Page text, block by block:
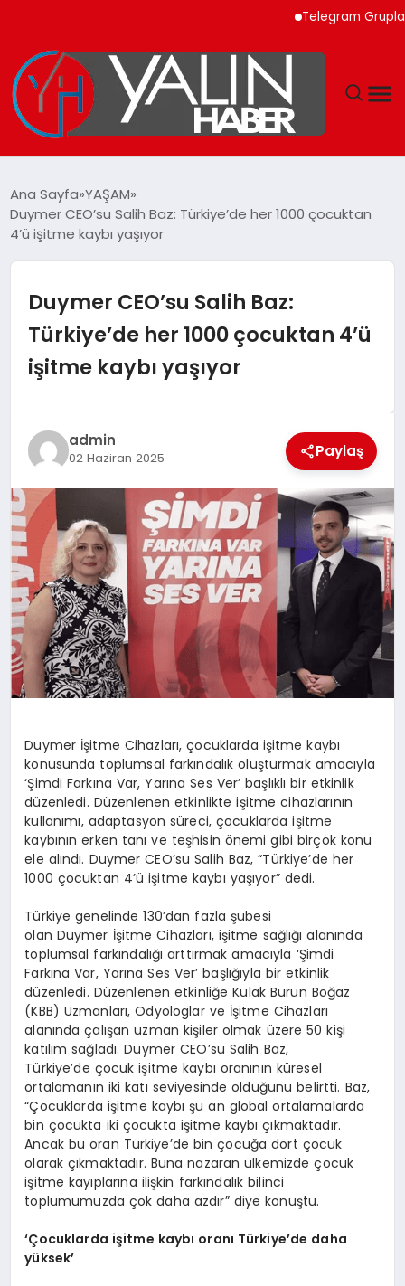
Telegram Grupları ile
SPOR
EKONOMİ
YAŞAM
TEKNOLOJİ
MAGAZİN
SAĞLIK
Ana Sayfa YAŞAM
Duymer CEO’su Salih Baz: Türkiye’de her 1000 çocuktan
4’ü işitme kaybı yaşıyor
Duymer CEO’su Salih Baz:
Türkiye’de her 1000 çocuktan 4’ü
işitme kaybı yaşıyor
admin
02 Haziran 2025 Paylaş
Duymer İşitme Cihazları, çocuklarda işitme kaybı
konusunda toplumsal farkındalık oluşturmak amacıyla
‘Şimdi Farkına Var, Yarına Ses Ver’ başlıklı bir etkinlik
düzenledi. Düzenlenen etkinlikte işitme cihazlarının
kullanımı, adaptasyon süreci, çocuklarda işitme
kaybının erken tanı ve teşhisin önemi gibi birçok konu
ele alındı. Duymer CEO’su Salih Baz, “Türkiye’de her
1000 çocuktan 4’ü işitme kaybı yaşıyor” dedi.
Türkiye genelinde 130’dan fazla şubesi
olan Duymer İşitme Cihazları, işitme sağlığı alanında
toplumsal farkındalığı arttırmak amacıyla ‘Şimdi
Farkına Var, Yarına Ses Ver’ başlığıyla bir etkinlik
düzenledi. Düzenlenen etkinliğe Kulak Burun Boğaz
(KBB) Uzmanları, Odyologlar ve İşitme Cihazları
alanında çalışan uzman kişiler olmak üzere 50 kişi
katılım sağladı. Duymer CEO’su Salih Baz,
Türkiye’de çocuk işitme kaybı oranının küresel
ortalamanın iki katı seviyesinde olduğunu belirtti. Baz,
“Çocuklarda işitme kaybı şu an global ortalamalarda
bin çocukta iki çocukta işitme kaybı çıkmaktadır.
Ancak bu oran Türkiye’de bin çocuğa dört çocuk
olarak çıkmaktadır. Buna nazaran ülkemizde çocuk
işitme kayıplarına ilişkin farkındalık bilinci
toplumumuzda çok daha azdır” diye konuştu.
‘Çocuklarda işitme kaybı oranı Türkiye’de daha
yüksek’